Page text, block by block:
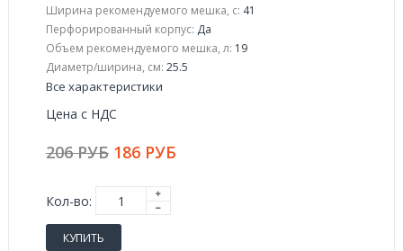
Ширина рекомендуемого мешка, с: 41
Перфорированный корпус: Да
Объем рекомендуемого мешка, л: 19
Диаметр/ширина, см: 25.5
Все характеристики
Цена с НДС
206 РУБ 186 РУБ
Кол-во:
КУПИТЬ